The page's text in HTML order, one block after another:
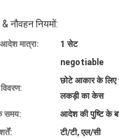
नौवहन नियमों:
मात्रा:
1 सेट
negotiable
छोटे आकार के लिए
लकड़ी का केस
समय:
आदेश की पुष्टि के
टी/टी, एल/सी